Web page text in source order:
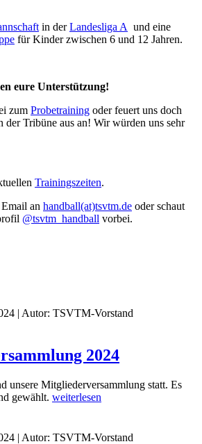
in derLandesliga A und eine
für Kinder zwischen 6 und 12 Jahren.
eure Unterstützung!
zum Probetraining oder feuert uns doch
der Tribüne aus an! Wir würden uns sehr
Trainingszeiten.
an handball(at)tsvtm.de oder schaut
@tsvtm_handball vorbei.
| Autor: TSVTM-Vorstand
2024
unsere Mitgliederversammlung statt. Es
gewählt. weiterlesen
| Autor: TSVTM-Vorstand